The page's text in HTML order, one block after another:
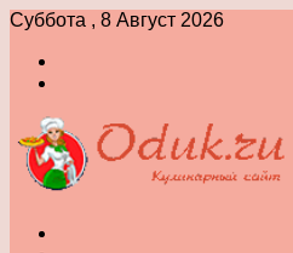
Суббота , 8 Август 2026